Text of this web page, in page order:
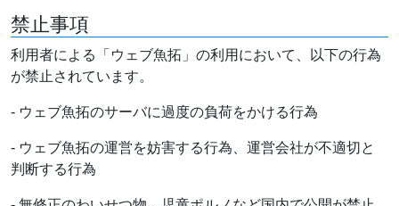
禁止事項
利用者による「ウェブ魚拓」の利用において、以下の行為
が禁止されています。
- ウェブ魚拓のサーバに過度の負荷をかける行為
- ウェブ魚拓の運営を妨害する行為、運営会社が不適切と
判断する行為